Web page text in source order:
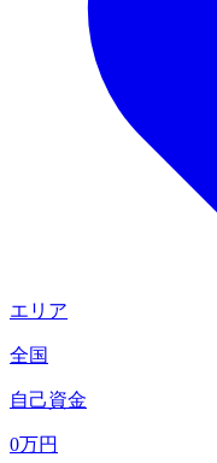
エリア
全国
自己資金
0万円